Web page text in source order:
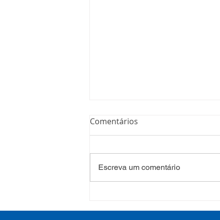
001/2022
Comentários
Escreva um comentário